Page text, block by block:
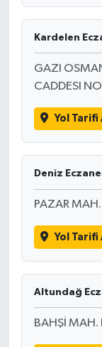
Kardelen
GAZI
CADDESI
Yol Tarifi
Deniz
PAZAR
Yol Tarifi
Altundağ
BAHŞİ